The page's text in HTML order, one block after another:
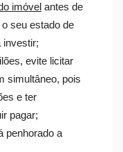
imóvel antes de
seu estado de
investir;
evite licitar
simultâneo, pois
e ter
pagar;
penhorado a